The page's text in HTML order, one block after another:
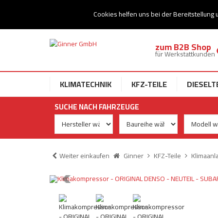
Cookies helfen uns bei der Bereitstellung
Ihr Speziallist für Dieseltechnik
zum B2B Shop
für Werkstattkunden
KLIMATECHNIK KFZ-TEILE
SUCHE NACH FAHRZEUGE
Weiter einkaufen Ginner KFZ-Teile